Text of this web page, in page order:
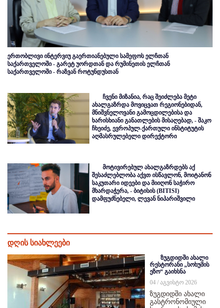
ერთობლივი ინტერვიუ გაერთიანებული სამეფოს ელჩთან
საქართველოში - გარეტ უორდთან და რუმინეთის ელჩთან
საქართველოში - რაზვან როტუნდუსთან
ჩვენი მიზანია, რაც შეიძლება მეტი
ახალგაზრდა მოვიცვათ რეგიონებიდან,
მნიშვნელოვანი გამოცდილებისა და
ხარისხიანი განათლების მისაღებად, - შაკო
ჩხეიძე, ევროპულ-ქართული ინსტიტუტის
აღმასრულებელი დირექტორი
მოტივირებულ ახალგაზრდებს აქ
შესაძლებლობა აქვთ ისწავლონ, მოიტანონ
საკუთარი იდეები და მიიღონ საჭირო
მხარდაჭერა, - ბიტისის (BITISI)
დამფუძნებელი, ლევან ნიპარიშვილი
დღის სიახლეები
ზუგდიდში ახალი
რესტორანი „სოხუმის
ეზო“ გაიხსნა
04 / აგვისტო 2026
ზუგდიდში ახალი
გასტრონომიული